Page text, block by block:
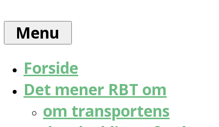
content
for
bæredygtig
trafik
Menu
Forside
Det mener RBT om
om transportens